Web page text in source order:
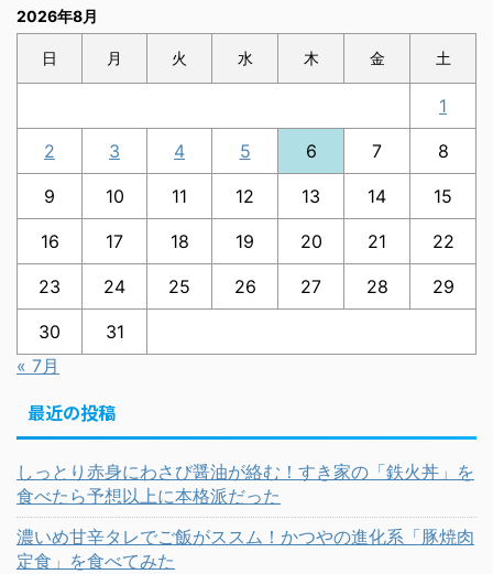
2026年8月
日 月 火 水 木 金 土
1
2 3 4 5 6 7 8
9 10 11 12 13 14 15
16 17 18 19 20 21 22
23 24 25 26 27 28 29
30
31
« 7月
最近の投稿
しっとり赤身にわさび醤油が絡む！すき家の「鉄火丼」を
食べたら予想以上に本格派だった
濃いめ甘辛タレでご飯がススム！かつやの進化系「豚焼肉
定食」を食べてみた